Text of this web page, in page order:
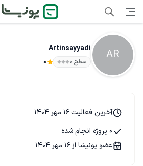
AR
Artinsayyadi
سطح ۰ 0
آخرین فعالیت 16 مهر 1404
0 پروژه انجام شده
عضو پونیشا از 16 مهر 1404